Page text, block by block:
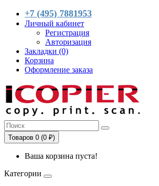
+7 (495) 7881953
Личный кабинет
Регистрация
Авторизация
Закладки (0)
Корзина
Оформление заказа
Товаров 0 (0 ₽)
Ваша корзина пуста!
Категории